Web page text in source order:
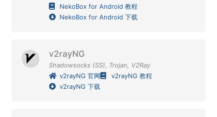
NekoBox for Android 教程
NekoBox for Android 下载
v2rayNG
Shadowsocks (SS), Trojan, V2Ray
v2rayNG 官网
v2rayNG 教程
v2rayNG 下载